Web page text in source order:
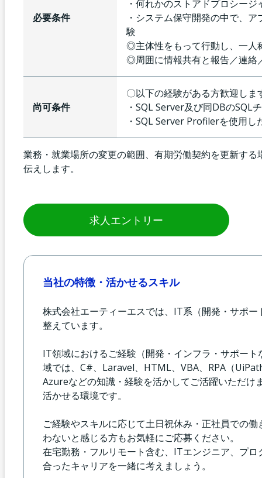
必要条件
・何れかのストアドプロシー
・システム保守開発の中で、
験
◎主体性をもって行動し、一人
◎周囲に情報共有と報告／連絡
尚可条件
〇以下の経験がある方歓迎しま
・SQL Server及び同DBのSQL
・SQL Server Profilerを使用し
業務・就業場所の変更の範囲、有期労働契約を更新す
伝えします。
求人エントリー
当社の特徴・活かせるスキル
株式会社エーティーエスでは、IT系（開発・サポ
整えています。
IT領域におけるご経験（開発・インフラ・サポー
域では、C#、Laravel、HTML、VBA、RPA（
Azureなどの知識・経験を活かしてご活躍いただ
活かせる環境です。
ご経験やスキルに応じて土日祝休み・正社員での
わないと感じる方もお気軽にご応募ください。
在宅勤務・フルリモート含む、ITエンジニア、プ
合ったキャリアを一緒に考えましょう。